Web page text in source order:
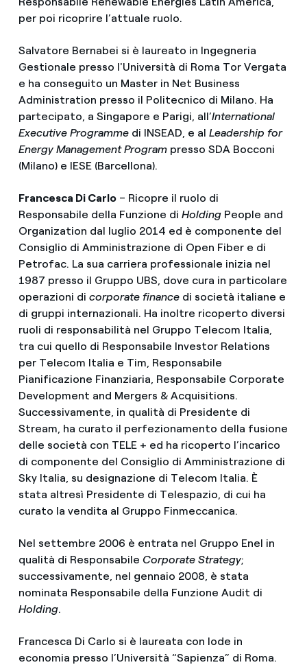
per poi ricoprire l’attuale ruolo.
Salvatore Bernabei si è laureato in Ingegneria
Gestionale presso l'Università di Roma Tor Vergata
e ha conseguito un Master in Net Business
Administration presso il Politecnico di Milano. Ha
partecipato, a Singapore e Parigi, all’International
Executive Programmedi INSEAD, e al Leadership for
Energy Management Programpresso SDA Bocconi
(Milano) e IESE (Barcellona).
Francesca Di Carlo– Ricopre il ruolo di
Responsabile della Funzione di Holding People and
Organization dal luglio 2014 ed è componente del
Consiglio di Amministrazione di Open Fiber e di
Petrofac. La sua carriera professionale inizia nel
1987 presso il Gruppo UBS, dove cura in particolare
operazioni di corporate financedi società italiane e
di gruppi internazionali. Ha inoltre ricoperto diversi
ruoli di responsabilità nel Gruppo Telecom Italia,
tra cui quello di Responsabile Investor Relations
per Telecom Italia e Tim, Responsabile
Pianificazione Finanziaria, Responsabile Corporate
Development and Mergers & Acquisitions.
Successivamente, in qualità di Presidente di
Stream, ha curato il perfezionamento della fusione
delle società con TELE + ed ha ricoperto l’incarico
di componente del Consiglio di Amministrazione di
Sky Italia, su designazione di Telecom Italia. È
stata altresì Presidente di Telespazio, di cui ha
curato la vendita al Gruppo Finmeccanica.
Nel settembre 2006 è entrata nel Gruppo Enel in
qualità di Responsabile Corporate Strategy;
successivamente, nel gennaio 2008, è stata
nominata Responsabile della Funzione Audit di
Holding.
Francesca Di Carlo si è laureata con lode in
economia presso l’Università “Sapienza” di Roma.